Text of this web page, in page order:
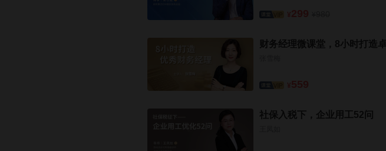
财务经理微课堂，8小时打造
社保入税下，企业用工52问